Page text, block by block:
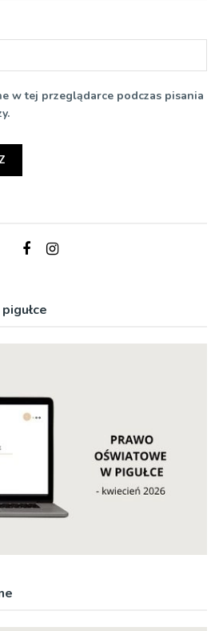
w tej przeglądarce podczas pisania